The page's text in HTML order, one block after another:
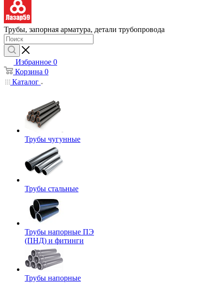
Трубы, запорная арматура, детали трубопровода
Избранное 0
Корзина 0
Каталог
Трубы чугунные
Трубы стальные
Трубы напорные ПЭ
(ПНД) и фитинги
Трубы напорные